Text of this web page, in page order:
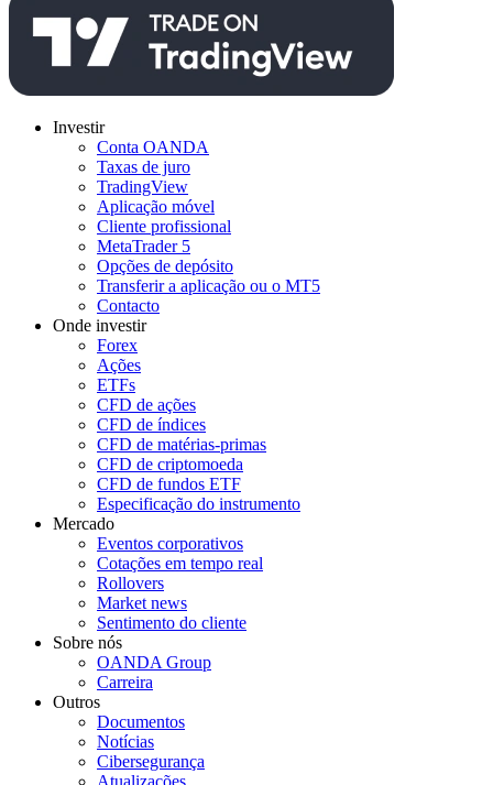
Investir
Conta OANDA
Taxas de juro
TradingView
Aplicação móvel
Cliente profissional
MetaTrader 5
Opções de depósito
Transferir a aplicação ou o MT5
Contacto
Onde investir
Forex
Ações
ETFs
CFD de ações
CFD de índices
CFD de matérias-primas
CFD de criptomoeda
CFD de fundos ETF
Especificação do instrumento
Mercado
Eventos corporativos
Cotações em tempo real
Rollovers
Market news
Sentimento do cliente
Sobre nós
OANDA Group
Carreira
Outros
Documentos
Notícias
Cibersegurança
Atualizações